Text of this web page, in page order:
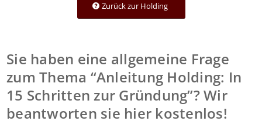
Zurück zur Holding
Sie haben eine allgemeine Frage
zum Thema “Anleitung Holding: In
15 Schritten zur Gründung”? Wir
beantworten sie hier kostenlos!